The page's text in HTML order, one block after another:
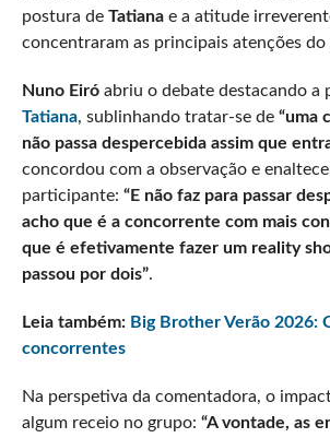
postura de Tatianae a atitude
concentraram as principais atenções do
Nuno Eiróabriu o debate destacando a
Tatiana, sublinhando tratar-se de “uma
não passa despercebida assim que
concordou com a observação e
participante: “E não faz para passar
acho que é a concorrente com mais
que é efetivamente fazer um reality
passou por dois”.
Leia também: Big Brother Verão 2026:
concorrentes
Na perspetiva da comentadora, o
algum receio no grupo: “A vontade, as